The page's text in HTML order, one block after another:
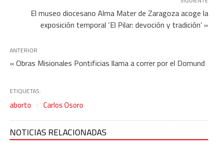
El museo diocesano Alma Mater de Zaragoza acoge la
exposición temporal ‘El Pilar: devoción y tradición’ »
ANTERIOR
« Obras Misionales Pontificias llama a correr por el Domund
ETIQUETAS:
aborto Carlos Osoro
NOTICIAS RELACIONADAS